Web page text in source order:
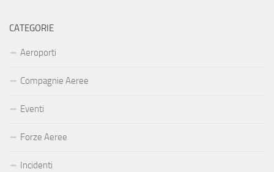
CATEGORIE
Aeroporti
Compagnie Aeree
Eventi
Forze Aeree
Incidenti